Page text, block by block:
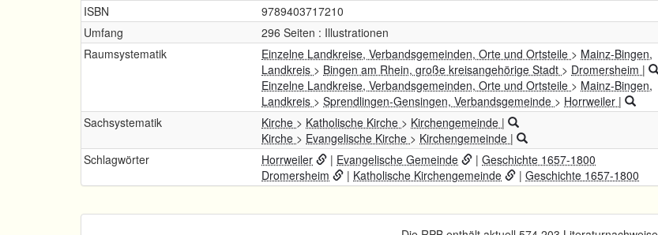
ISBN
9789403717210
Umfang
296 Seiten : Illustrationen
Raumsystematik
Einzelne Landkreise, Verbandsgemeinden, Orte und Ortsteile > Mainz-Bingen,
Landkreis > Bingen am Rhein, große kreisangehörige Stadt > Dromersheim |
Einzelne Landkreise, Verbandsgemeinden, Orte und Ortsteile > Mainz-Bingen,
Landkreis > Sprendlingen-Gensingen, Verbandsgemeinde > Horrweiler |
Sachsystematik
Kirche > Katholische Kirche > Kirchengemeinde |
Kirche > Evangelische Kirche > Kirchengemeinde |
Schlagwörter
Horrweiler | Evangelische Gemeinde | Geschichte 1657-1800
Dromersheim
| Katholische Kirchengemeinde | Geschichte 1657-1800